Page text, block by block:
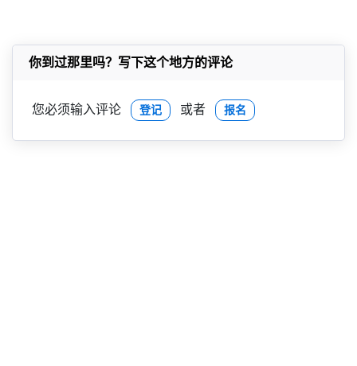
你到过那里吗？写下这个地方的评论
您必须输入评论 登记 或者 报名